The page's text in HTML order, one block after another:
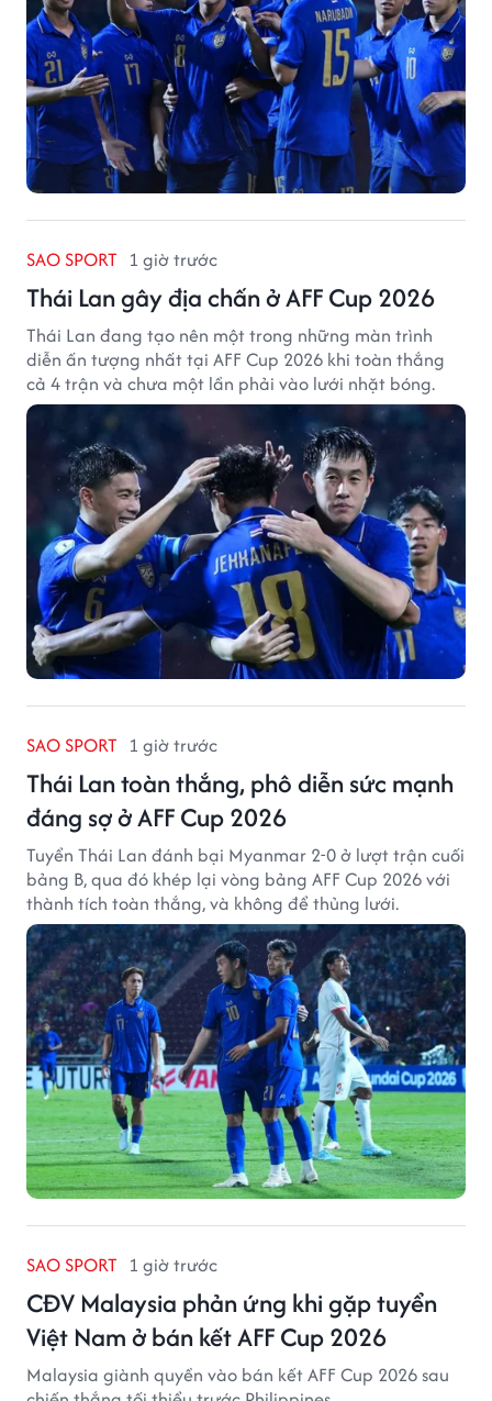
SAO SPORT 1 giờ trước
Thái Lan gây địa chấn ở AFF Cup 2026
Thái Lan đang tạo nên một trong những màn trình
diễn ấn tượng nhất tại AFF Cup 2026 khi toàn thắng
cả 4 trận và chưa một lần phải vào lưới nhặt bóng.
SAO SPORT 1 giờ trước
Thái Lan toàn thắng, phô diễn sức mạnh
đáng sợ ở AFF Cup 2026
Tuyển Thái Lan đánh bại Myanmar 2-0 ở lượt trận cuối
bảng B, qua đó khép lại vòng bảng AFF Cup 2026 với
thành tích toàn thắng, và không để thủng lưới.
SAO SPORT 1 giờ trước
CĐV Malaysia phản ứng khi gặp tuyển
Việt Nam ở bán kết AFF Cup 2026
Malaysia giành quyền vào bán kết AFF Cup 2026 sau